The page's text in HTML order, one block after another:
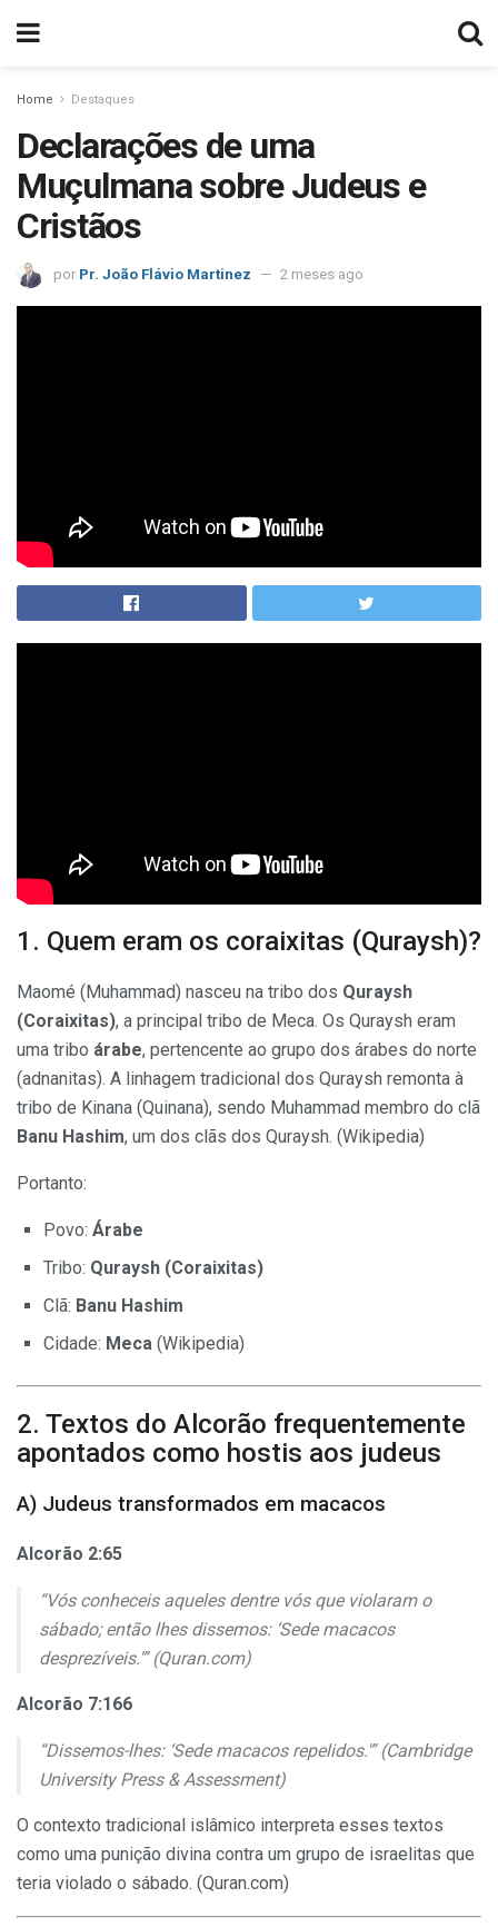
Home Destaques
Declarações de uma
Muçulmana sobre Judeus e
Cristãos
por Pr. João Flávio Martinez 2 meses ago
1. Quem eram os coraixitas (Quraysh)?
Maomé (Muhammad) nasceu na tribo dos Quraysh
(Coraixitas), a principal tribo de Meca. Os Quraysh eram
uma tribo árabe, pertencente ao grupo dos árabes do norte
(adnanitas). A linhagem tradicional dos Quraysh remonta à
tribo de Kinana (Quinana), sendo Muhammad membro do clã
Banu Hashim, um dos clãs dos Quraysh. (Wikipedia)
Portanto:
Povo: Árabe
Tribo: Quraysh (Coraixitas)
Clã: Banu Hashim
Cidade: Meca (Wikipedia)
2. Textos do Alcorão frequentemente
apontados como hostis aos judeus
A) Judeus transformados em macacos
Alcorão 2:65
“Vós conheceis aqueles dentre vós que violaram o
sábado; então lhes dissemos: ‘Sede macacos
desprezíveis.'” (Quran.com)
Alcorão 7:166
“Dissemos-lhes: ‘Sede macacos repelidos.'” (Cambridge
University Press & Assessment)
O contexto tradicional islâmico interpreta esses textos
como uma punição divina contra um grupo de israelitas que
teria violado o sábado. (Quran.com)